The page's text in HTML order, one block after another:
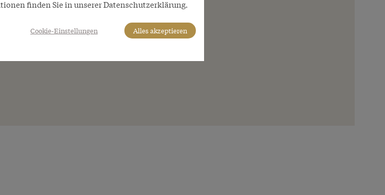
finden Sie in unserer Datenschutzerklärung.
Cookie-Einstellungen Alles akzeptieren